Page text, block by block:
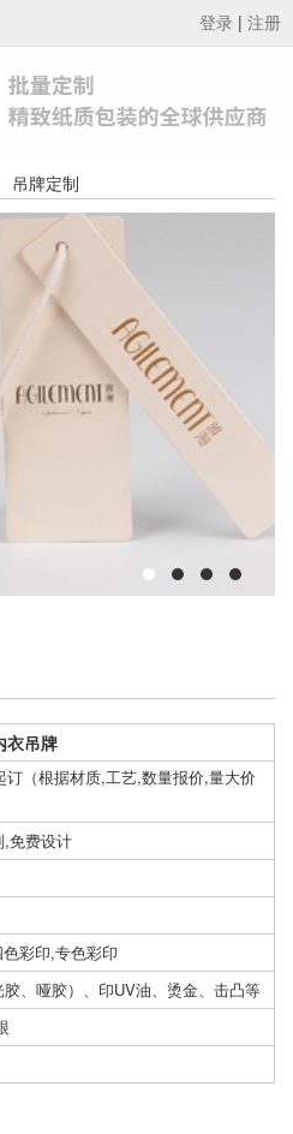
登录 | 注册
吊牌定制
衣吊牌
订（根据材质,工艺,数量报价,量大价
,免费设计
彩印,专色彩印
、哑胶）、印UV油、烫金、击凸等